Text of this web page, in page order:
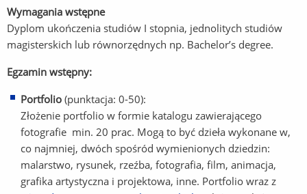
Wymagania wstępne
Dyplom ukończenia studiów I stopnia, jednolitych studiów
magisterskich lub równorzędnych np. Bachelor’s degree.
Egzamin wstępny:
Portfolio (punktacja: 0-50):
Złożenie portfolio w formie katalogu zawierającego
fotografie min. 20 prac. Mogą to być dzieła wykonane w,
co najmniej, dwóch spośród wymienionych dziedzin:
malarstwo, rysunek, rzeźba, fotografia, film, animacja,
grafika artystyczna i projektowa, inne. Portfolio wraz z